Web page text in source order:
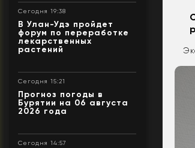
Сегодня 19:38
В Улан-Удэ пройдет
форум по переработке
лекарственных
растений
Сегодня 15:21
Прогноз погоды в
Бурятии на 06 августа
2026 года
Сегодня 14:57